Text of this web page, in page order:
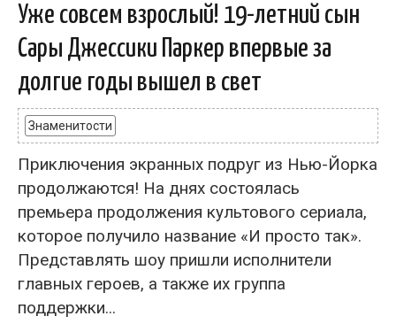
Уже совсем взрослый! 19-летний сын
Сары Джессики Паркер впервые за
долгие годы вышел в свет
Знаменитости
Приключения экранных подруг из Нью-Йорка
продолжаются! На днях состоялась
премьера продолжения культового сериала,
которое получило название «И просто так».
Представлять шоу пришли исполнители
главных героев, а также их группа
поддержки...